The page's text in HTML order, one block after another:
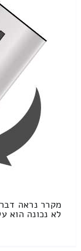
מקרר נראה
לא נכונה הוא